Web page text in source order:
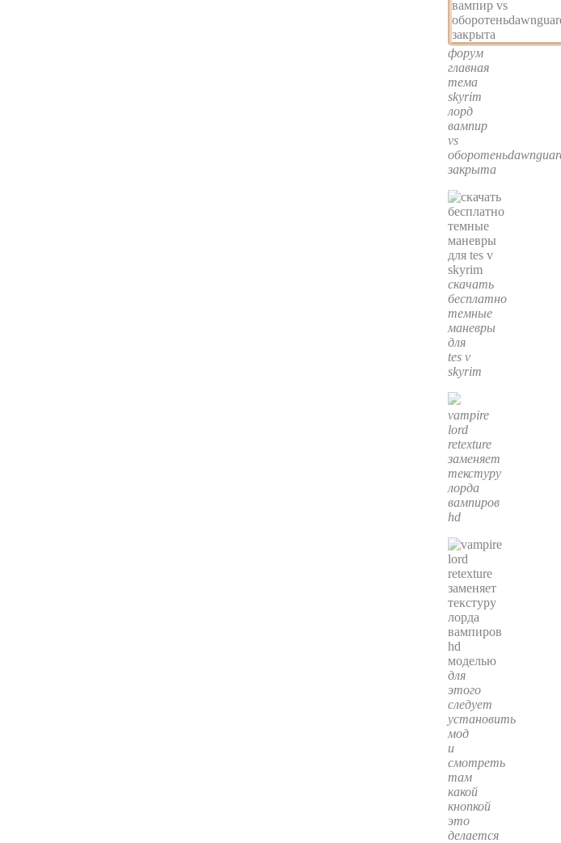
форум
главная
тема
skyrim
лорд
вампир
vs
закрыта
скачать
бесплатно
темные
маневры
для
tes v
skyrim
vampire
lord
retexture
заменяет
текстуру
лорда
вампиров
hd
для
этого
следует
установить
мод
и
смотреть
там
какой
кнопкой
это
делается